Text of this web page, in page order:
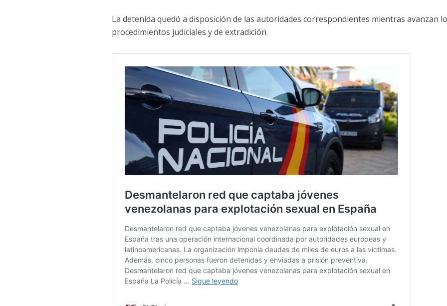
La detenida quedó a disposición de las autoridades correspondientes mientras avanzan
procedimientos judiciales y de extradición.